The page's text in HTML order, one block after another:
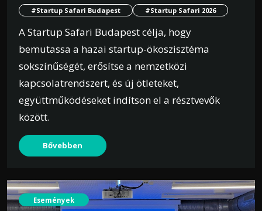
#Startup Safari Budapest #Startup Safari 2026
A Startup Safari Budapest célja, hogy
bemutassa a hazai startup-ökoszisztéma
sokszínűségét, erősítse a nemzetközi
kapcsolatrendszert, és új ötleteket,
együttműködéseket indítson el a résztvevők
között.
Bővebben
Események